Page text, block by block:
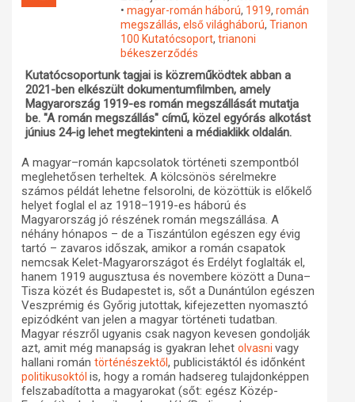
Műhelymunkák
• magyar-román háború, 1919, román
megszállás, első világháború, Trianon
100 Kutatócsoport, trianoni
békeszerződés
Kutatócsoportunk tagjai is közreműködtek abban a
2021-ben elkészült dokumentumfilmben, amely
Magyarország 1919-es román megszállását mutatja
be. "A román megszállás" című, közel egyórás alkotást
június 24-ig lehet megtekinteni a médiaklikk oldalán.
A magyar–román kapcsolatok történeti szempontból
meglehetősen terheltek. A kölcsönös sérelmekre
számos példát lehetne felsorolni, de közöttük is előkelő
helyet foglal el az 1918–1919-es háború és
Magyarország jó részének román megszállása. A
néhány hónapos – de a Tiszántúlon egészen egy évig
tartó – zavaros időszak, amikor a román csapatok
nemcsak Kelet-Magyarországot és Erdélyt foglalták el,
hanem 1919 augusztusa és novembere között a Duna–
Tisza közét és Budapestet is, sőt a Dunántúlon egészen
Veszprémig és Győrig jutottak, kifejezetten nyomasztó
epizódként van jelen a magyar történeti tudatban.
Magyar részről ugyanis csak nagyon kevesen gondolják
azt, amit még manapság is gyakran lehet olvasni vagy
hallani román történészektől, publicistáktól és időnként
politikusoktól is, hogy a román hadsereg tulajdonképpen
felszabadította a magyarokat (sőt: egész Közép-